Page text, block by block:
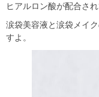
ヒアルロン酸が配合され
涙袋美容液と涙袋メイ
すよ。